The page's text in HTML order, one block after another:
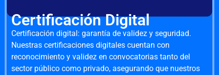
Certificación Digital
Certificación digital: garantía de validez y seguridad.
Nuestras certificaciones digitales cuentan con
reconocimiento y validez en convocatorias tanto del
sector público como privado, asegurando que nuestros